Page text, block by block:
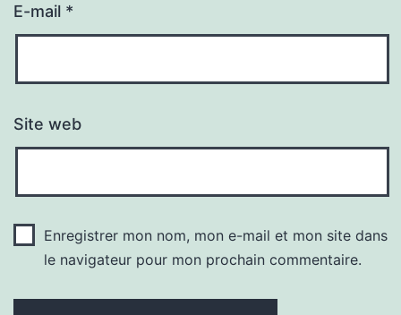
E-mail *
Site web
Enregistrer mon nom, mon e-mail et mon site dans
le navigateur pour mon prochain commentaire.